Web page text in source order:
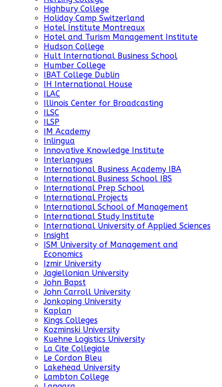
Highbury College
Holiday Camp Switzerland
Hotel Institute Montreaux
Hotel and Turism Management Institute
Hudson College
Hult International Business School
Humber College
IBAT College Dublin
IH International House
ILAC
Illinois Center for Broadcasting
ILSC
ILSP
IM Academy
Inlingua
Innovative Knowledge Institute
Interlangues
International Business Academy IBA
International Business School IBS
International Prep School
International Projects
International School of Management
International Study Institute
International University of Applied Sciences
Insight
ISM University of Management and
Economics
Izmir University
Jagiellonian University
John Bapst
John Carroll University
Jonkoping University
Kaplan
Kings Colleges
Kozminski University
Kuehne Logistics University
La Cite Collegiale
Le Cordon Bleu
Lakehead University
Lambton College